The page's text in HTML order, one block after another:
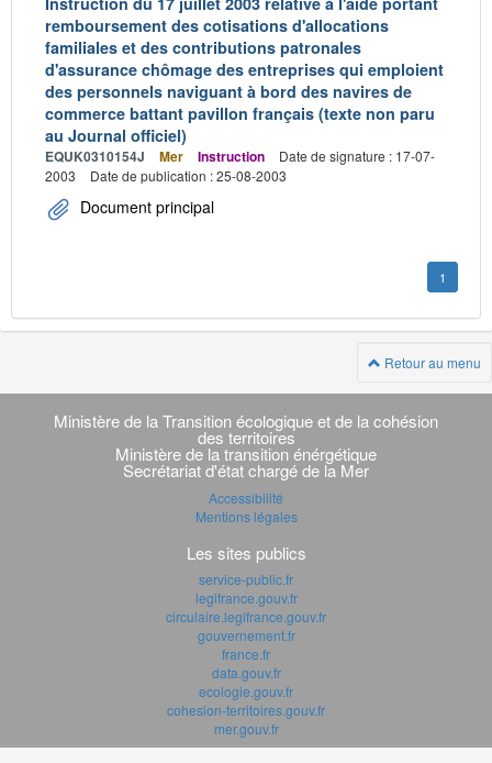
remboursement des cotisations d'allocations
familiales et des contributions patronales
d'assurance chômage des entreprises qui emploient
des personnels naviguant à bord des navires de
commerce battant pavillon français (texte non paru
au Journal officiel)
EQUK0310154J Mer Instruction
Date de signature : 17-07-
2003
Date de publication : 25-08-2003
Document principal
1
Retour au menu
Navigation
transverse
Ministère de la Transition écologique et de la cohésion
des territoires
Ministère de la transition énérgétique
Secrétariat d'état chargé de la Mer
Accessibilité
Mentions légales
Les sites publics
service-public.fr
legifrance.gouv.fr
circulaire.legifrance.gouv.fr
gouvernement.fr
france.fr
data.gouv.fr
ecologie.gouv.fr
cohesion-territoires.gouv.fr
mer.gouv.fr